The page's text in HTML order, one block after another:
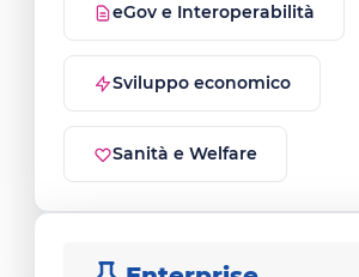
eGov e Interoperabilità
Sviluppo economico
Sanità e Welfare